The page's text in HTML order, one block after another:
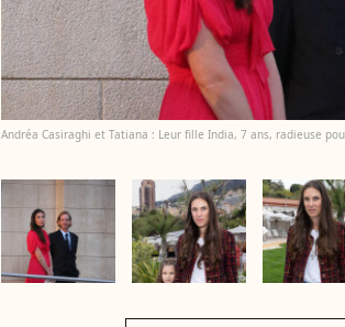
Andréa Casiraghi et Tatiana : Leur fille India, 7 ans, radieuse